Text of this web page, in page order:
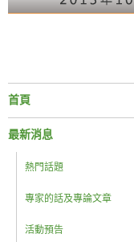
首頁
最新消息
熱門話題
專家的話及專論文章
活動預告